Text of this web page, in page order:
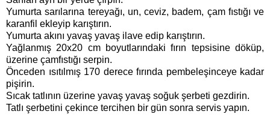
Yumurta sarılarına tereyağı, un, ceviz, badem, çam fıstığı ve
karanfil ekleyip karıştırın.
Yumurta akını yavaş yavaş ilave edip karıştırın.
Yağlanmış 20x20 cm boyutlarındaki fırın tepsisine döküp,
üzerine çamfıstığı serpin.
Önceden ısıtılmış 170 derece fırında pembeleşinceye kadar
pişirin.
Sıcak tatlının üzerine yavaş yavaş soğuk şerbeti gezdirin.
Tatlı şerbetini çekince tercihen bir gün sonra servis yapın.